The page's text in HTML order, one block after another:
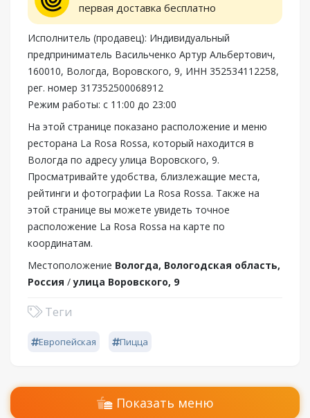
первая доставка бесплатно
Исполнитель (продавец): Индивидуальный
предприниматель Васильченко Артур Альбертович,
160010, Вологда, Воровского, 9, ИНН 352534112258,
рег. номер 317352500068912
Режим работы: с 11:00 до 23:00
На этой странице показано расположение и меню
ресторана La Rosa Rossa, который находится в
Вологда по адресу улица Воровского, 9.
Просматривайте удобства, близлежащие места,
рейтинги и фотографии La Rosa Rossa. Также на
этой странице вы можете увидеть точное
расположение La Rosa Rossa на карте по
координатам.
Местоположение Вологда, Вологодская область,
Россия /улица Воровского, 9
Теги
Европейская Пицца
Показать меню